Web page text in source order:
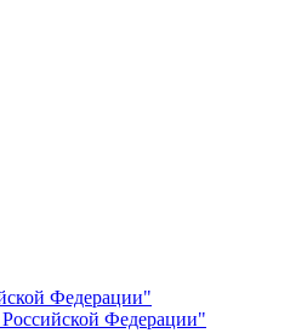
Федерации"
Федерации"